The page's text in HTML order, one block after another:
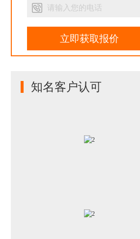
立即获取报价
知名客户认可